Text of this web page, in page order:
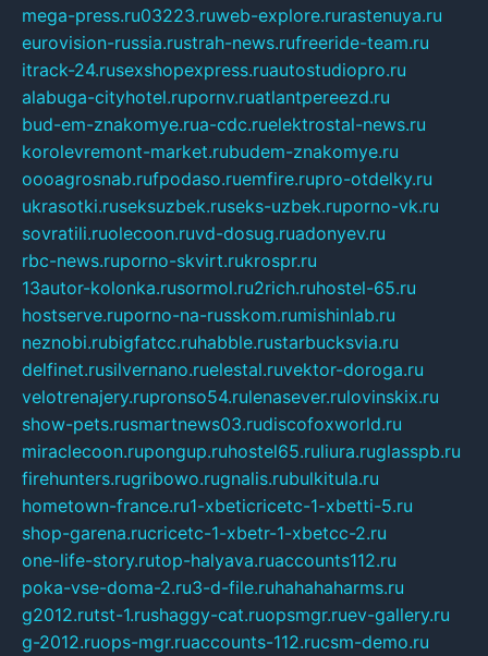
mega-press.ru03223.ruweb-explore.rurastenuya.ru
eurovision-russia.rustrah-news.rufreeride-team.ru
itrack-24.rusexshopexpress.ruautostudiopro.ru
alabuga-cityhotel.rupornv.ruatlantpereezd.ru
bud-em-znakomye.rua-cdc.ruelektrostal-news.ru
korolevremont-market.rubudem-znakomye.ru
oooagrosnab.rufpodaso.ruemfire.rupro-otdelky.ru
ukrasotki.ruseksuzbek.ruseks-uzbek.ruporno-vk.ru
sovratili.ruolecoon.ruvd-dosug.ruadonyev.ru
rbc-news.ruporno-skvirt.rukrospr.ru
13autor-kolonka.rusormol.ru2rich.ruhostel-65.ru
hostserve.ruporno-na-russkom.rumishinlab.ru
neznobi.rubigfatcc.ruhabble.rustarbucksvia.ru
delfinet.rusilvernano.ruelestal.ruvektor-doroga.ru
velotrenajery.rupronso54.rulenasever.rulovinskix.ru
show-pets.rusmartnews03.rudiscofoxworld.ru
miraclecoon.rupongup.ruhostel65.ruliura.ruglasspb.ru
firehunters.rugribowo.rugnalis.rubulkitula.ru
hometown-france.ru1-xbeticricetc-1-xbetti-5.ru
shop-garena.rucricetc-1-xbetr-1-xbetcc-2.ru
one-life-story.rutop-halyava.ruaccounts112.ru
poka-vse-doma-2.ru3-d-file.ruhahahaharms.ru
g2012.rutst-1.rushaggy-cat.ruopsmgr.ruev-gallery.ru
g-2012.ruops-mgr.ruaccounts-112.rucsm-demo.ru